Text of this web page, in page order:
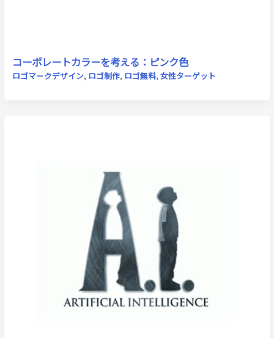
コーポレートカラーを考える：ピンク色
ロゴマークデザイン, ロゴ制作, ロゴ無料,女性ターゲット